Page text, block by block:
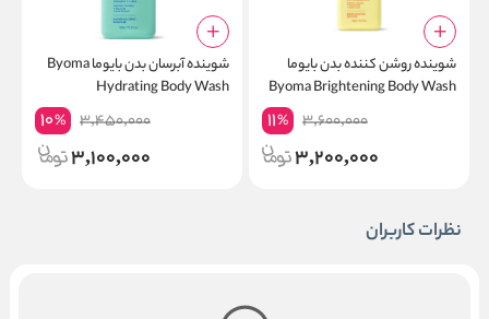
شوینده روشن کننده بدن بایوما
Byoma Brightening Body Wash
3,600,000
11%
3,200,000
شوینده آبرسان بدن بایوما Byoma
Hydrating Body Wash
3,450,000
10%
3,100,000
نظرات کاربران